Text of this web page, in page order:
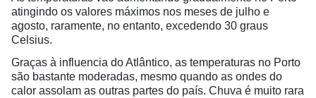
atingindo os valores máximos nos meses de julho e
agosto, raramente, no entanto, excedendo 30 graus
Celsius.
Graças à influencia do Atlântico, as temperaturas no Porto
são bastante moderadas, mesmo quando as ondes do
calor assolam as outras partes do país. Chuva é muito rara